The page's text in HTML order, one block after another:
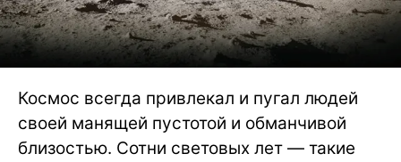
Космос всегда привлекал и пугал людей
своей манящей пустотой и обманчивой
близостью. Сотни световых лет — такие